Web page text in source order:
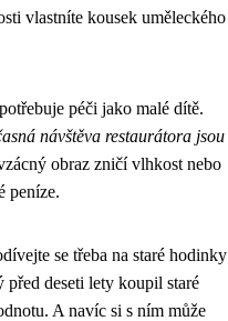
vlastníte kousek uměleckého
péči jako malé dítě.
návštěva restaurátora jsou
obraz zničí vlhkost nebo
peníze.
se třeba na staré hodinky
před deseti lety koupil staré
A navíc si s ním může